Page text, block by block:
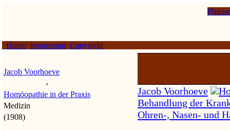
Home Impressum Copyright
Jacob Voorhoeve
-
Homöopathie in der Praxis
Medizin
(1908)
Jacob Voorhoeve
Behandlung der
Ohren-, Nasen- und